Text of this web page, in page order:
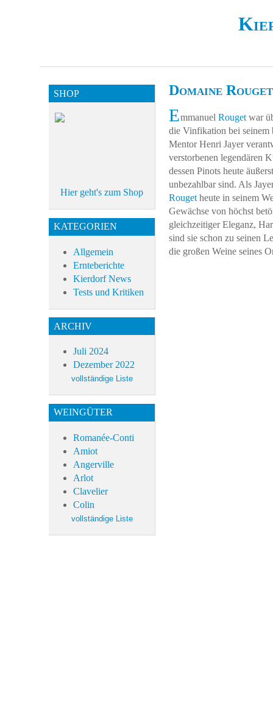
Domaine Rouget
Emmanuel Rouget war
die Vinfikation bei seinem
Mentor Henri Jayer
verstorbenen legendären
dessen Pinots heute
unbezahlbar sind. Als
Rouget heute in seinem
Gewächse von höchst
gleichzeitiger Eleganz,
sind sie schon zu seinen
die großen Weine seines
SHOP
Hier geht's zum Shop
KATEGORIEN
Allgemein
Ernteberichte
Kierdorf News
Tests und Kritiken
ARCHIV
Juli 2024
Dezember 2022
WEINGÜTER
Romanée-Conti
Amiot
Angerville
Arlot
Clavelier
Colin